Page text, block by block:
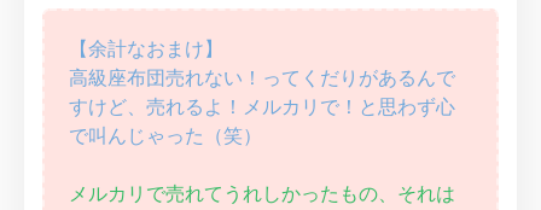
【余計なおまけ】
高級座布団売れない！ってくだりがあるんで
すけど、売れるよ！メルカリで！と思わず心
で叫んじゃった（笑）
メルカリで売れてうれしかったもの、それは